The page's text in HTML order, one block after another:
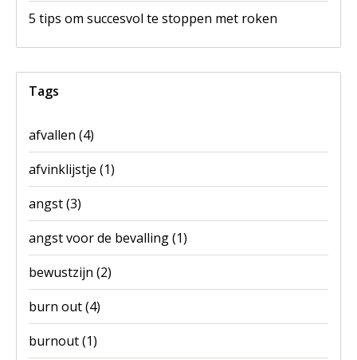
5 tips om succesvol te stoppen met roken
Tags
afvallen (4)
afvinklijstje (1)
angst(3)
angst voor de bevalling(1)
bewustzijn (2)
burn out(4)
burnout(1)